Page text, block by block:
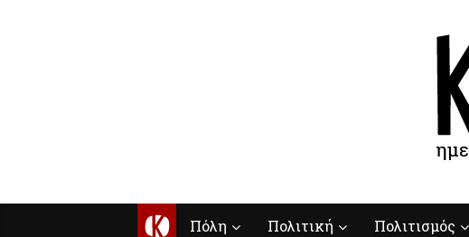
Κ Πόλη Πολιτική Πολιτισμός